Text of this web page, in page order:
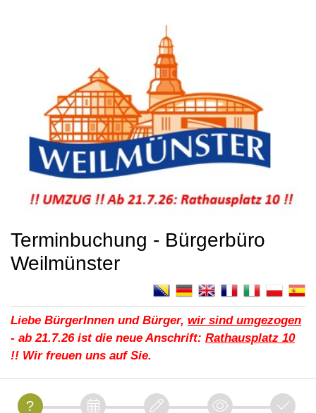
Terminbuchung - Bürgerbüro
Weilmünster
Liebe BürgerInnen und Bürger, wir sind umgezogen
- ab 21.7.26 ist die neue Anschrift: Rathausplatz 10
!! Wir freuen uns auf Sie.